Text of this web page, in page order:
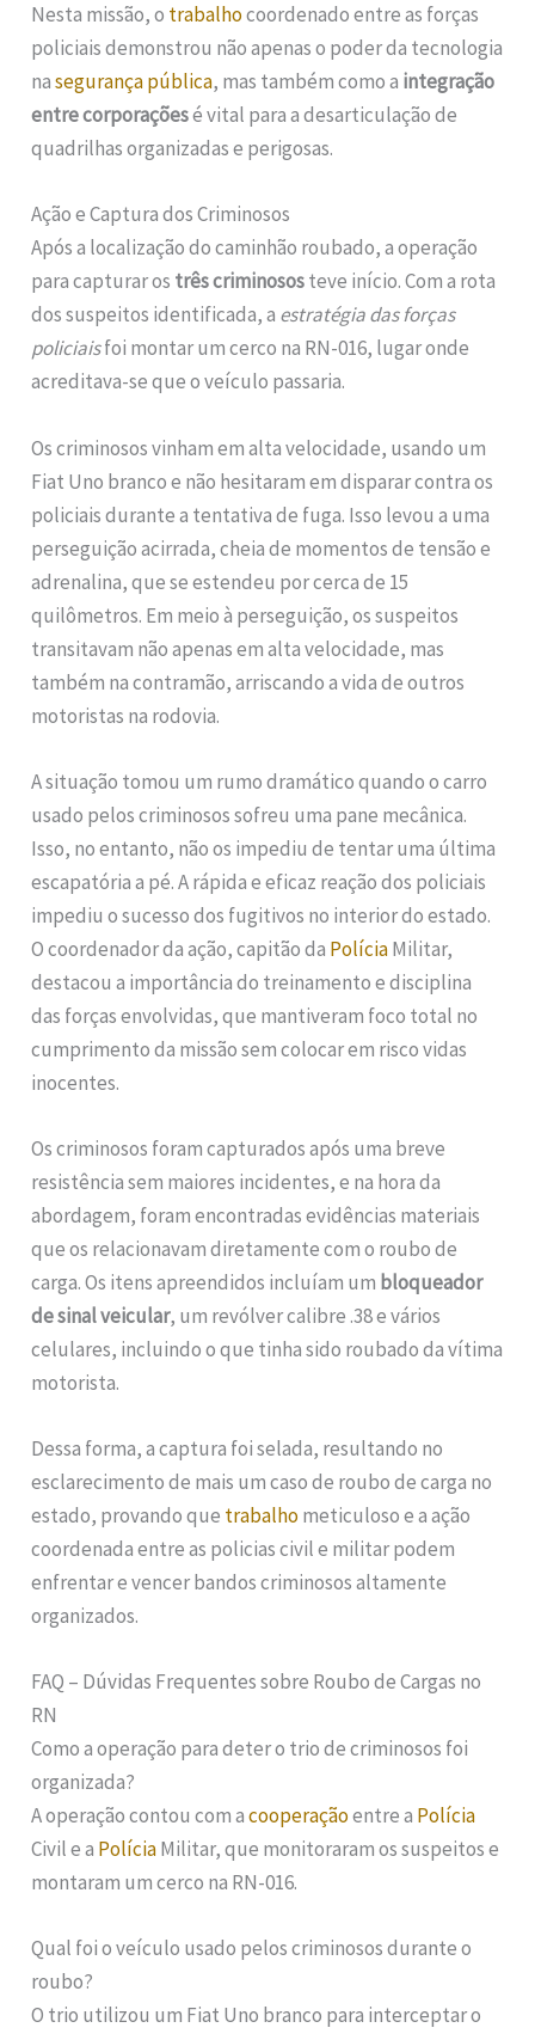
Nesta missão, o trabalhocoordenado entre as forças
policiais demonstrou não apenas o poder da tecnologia
nasegurança pública, mas também como a integração
entre corporaçõesé vital para a desarticulação de
quadrilhas organizadas e perigosas.
Ação e Captura dos Criminosos
Após a localização do caminhão roubado, a operação
para capturar os três criminososteve início. Com a rota
dos suspeitos identificada, a estratégia das forças
policiaisfoi montar um cerco na RN-016, lugar onde
acreditava-se que o veículo passaria.
Os criminosos vinham em alta velocidade, usando um
Fiat Uno branco e não hesitaram em disparar contra os
policiais durante a tentativa de fuga. Isso levou a uma
perseguição acirrada, cheia de momentos de tensão e
adrenalina, que se estendeu por cerca de 15
quilômetros. Em meio à perseguição, os suspeitos
transitavam não apenas em alta velocidade, mas
também na contramão, arriscando a vida de outros
motoristas na rodovia.
A situação tomou um rumo dramático quando o carro
usado pelos criminosos sofreu uma pane mecânica.
Isso, no entanto, não os impediu de tentar uma última
escapatória a pé. A rápida e eficaz reação dos policiais
impediu o sucesso dos fugitivos no interior do estado.
O coordenador da ação, capitão da PolíciaMilitar,
destacou a importância do treinamento e disciplina
das forças envolvidas, que mantiveram foco total no
cumprimento da missão sem colocar em risco vidas
inocentes.
Os criminosos foram capturados após uma breve
resistência sem maiores incidentes, e na hora da
abordagem, foram encontradas evidências materiais
que os relacionavam diretamente com o roubo de
carga. Os itens apreendidos incluíam um bloqueador
de sinal veicular, um revólver calibre .38 e vários
celulares, incluindo o que tinha sido roubado da vítima
motorista.
Dessa forma, a captura foi selada, resultando no
esclarecimento de mais um caso de roubo de carga no
estado, provando que trabalhometiculoso e a ação
coordenada entre as policias civil e militar podem
enfrentar e vencer bandos criminosos altamente
organizados.
FAQ – Dúvidas Frequentes sobre Roubo de Cargas no
RN
Como a operação para deter o trio de criminosos foi
organizada?
A operação contou com acooperaçãoentre a Polícia
Civil e a PolíciaMilitar, que monitoraram os suspeitos e
montaram um cerco na RN-016.
Qual foi o veículo usado pelos criminosos durante o
roubo?
O trio utilizou um Fiat Uno branco para interceptar o